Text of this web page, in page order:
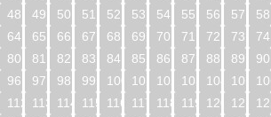
48
49 50 51 52 53 54 55 56 57 58
64
65 66 67 68 69 70 71 72 73 74
80
81 82 83 84 85 86 87 88 89 90
96
97 98 99 100 101 102 103 104 105 106
112
113 114 115 116 117 118 119 120 121 122